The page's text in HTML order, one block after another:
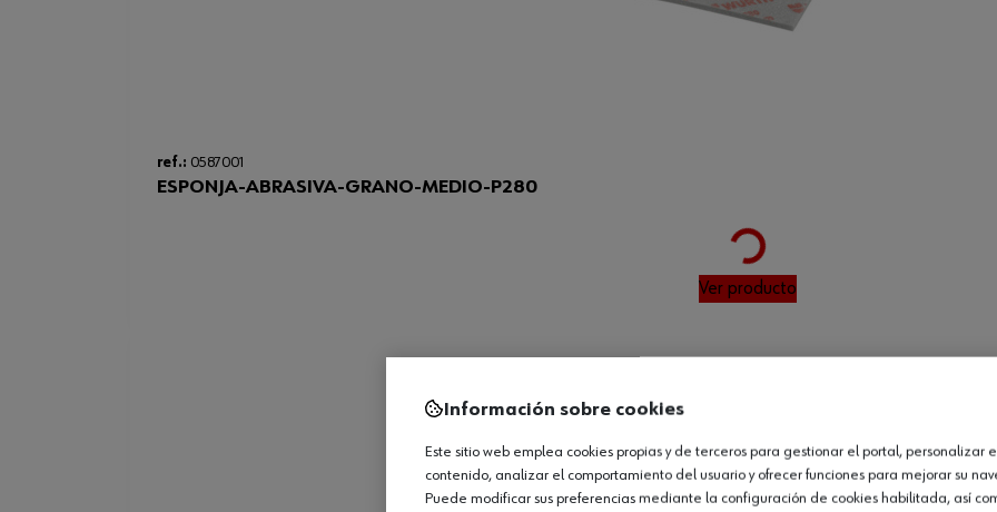
ref.: 0587001
ESPONJA-ABRASIVA-GRANO-MEDIO-P280
Ver producto
Información sobre cookies
Este sitio web emplea cookies propias y de terceros para gestionar el portal, personalizar
contenido, analizar el comportamiento del usuario y ofrecer funciones para mejorar su
Puede modificar sus preferencias mediante la configuración de cookies habilitada, así